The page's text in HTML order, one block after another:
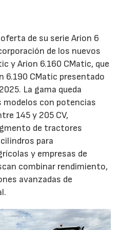
de su serie Arion 6
de los nuevos
y Arion 6.160 CMatic, que
6.190 CMatic presentado
La gama queda
modelos con potencias
145 y 205 CV,
de tractores
para
y empresas de
combinar rendimiento,
avanzadas de